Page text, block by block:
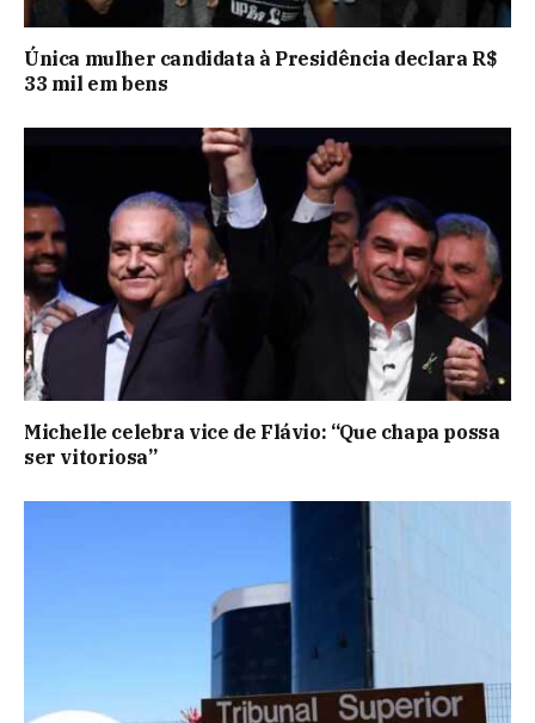
Única mulher candidata à Presidência declara R$
33 mil em bens
Michelle celebra vice de Flávio: “Que chapa possa
ser vitoriosa”